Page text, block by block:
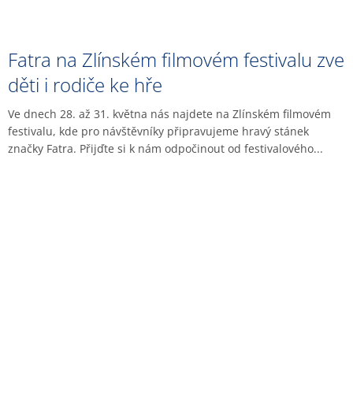
Fatra na Zlínském filmovém festivalu zve
děti i rodiče ke hře
Ve dnech 28. až 31. května nás najdete na Zlínském filmovém
festivalu, kde pro návštěvníky připravujeme hravý stánek
značky Fatra. Přijďte si k nám odpočinout od festivalového...